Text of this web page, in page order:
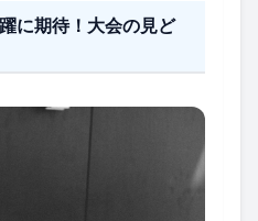
に期待！大会の見ど